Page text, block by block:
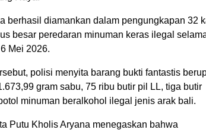
berhasil diamankan dalam pengungkapan 32
besar peredaran minuman keras ilegal
Mei 2026.
polisi menyita barang bukti fantastis
gram sabu, 75 ribu butir pil LL, tiga butir
minuman beralkohol ilegal jenis arak bali.
Putu Kholis Aryana menegaskan bahwa